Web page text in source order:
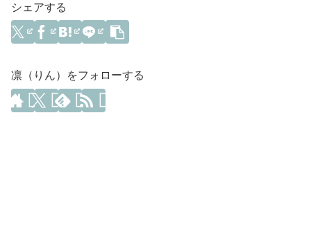
シェアする
凛（りん）をフォローする